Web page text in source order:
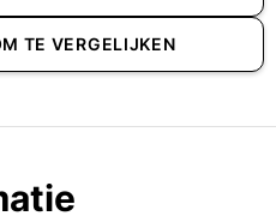
TE VERGELIJKEN